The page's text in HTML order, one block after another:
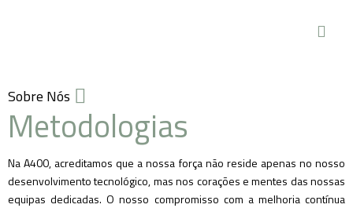
Sobre Nós
Metodologias
Na A400, acreditamos que a nossa força não reside apenas no nosso
desenvolvimento tecnológico, mas nos corações e mentes das nossas
equipas dedicadas. O nosso compromisso com a melhoria contínua